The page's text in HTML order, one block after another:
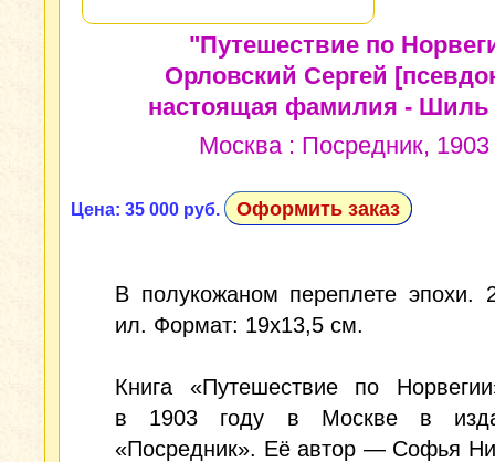
"Путешествие по
Орловский Сергей
настоящая фамилия -
Москва : Посредник, 1903
Цена: 35 000 руб. Оформить заказ
В полукожаном переплете эпохи.
ил. Формат: 19x13,5 см.
Книга «Путешествие по
в 1903 году в Москве в
«Посредник». Её автор — Софья